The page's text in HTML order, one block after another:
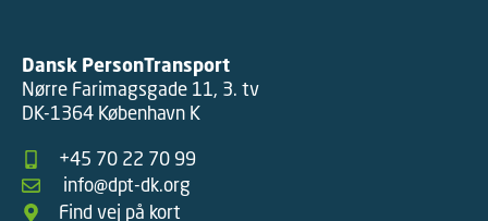
Dansk PersonTransport
Nørre Farimagsgade 11, 3. tv
DK-1364 København K
+45 70 22 70 99
info@dpt-dk.org
Find vej på kort